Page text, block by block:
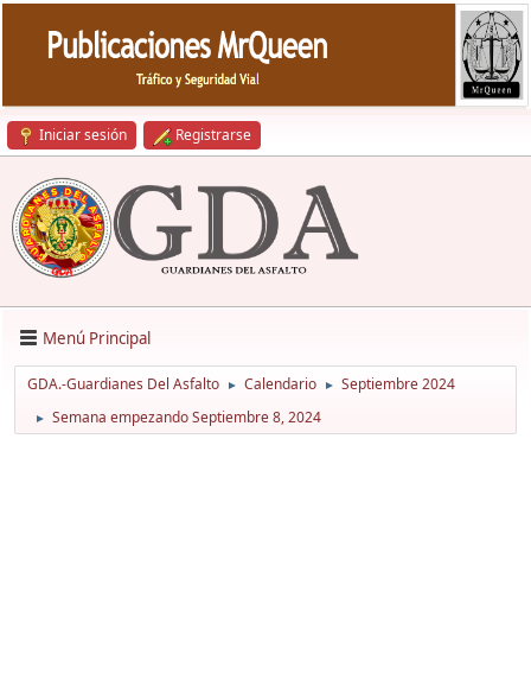
Iniciar sesión Registrarse
Menú Principal
GDA.-Guardianes Del Asfalto ► Calendario ► Septiembre 2024
► Semana empezando Septiembre 8, 2024